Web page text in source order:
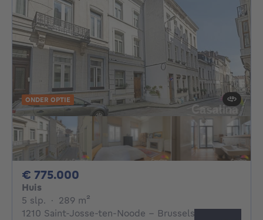
ONDER OPTIE
€ 775.000
Huis
5 slp. 5 slaapkamers
· 289 m²
1210 Saint-Josse-ten-Noode - Brussels